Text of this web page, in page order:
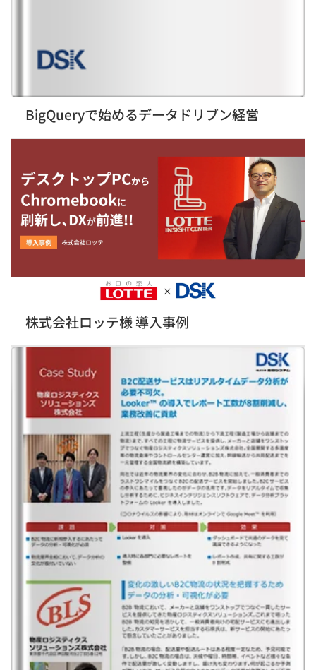
BigQueryで始めるデータドリブン経営
株式会社ロッテ様 導入事例